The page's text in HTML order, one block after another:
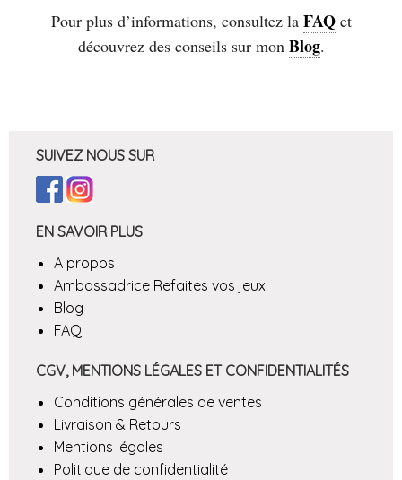
Pour plus d’informations, consultez la FAQet
découvrez des conseils sur mon Blog.
SUIVEZ NOUS SUR
EN SAVOIR PLUS
A propos
Ambassadrice Refaites vos jeux
Blog
FAQ
CGV, MENTIONS LÉGALES ET CONFIDENTIALITÉS
Conditions générales de ventes
Livraison & Retours
Mentions légales
Politique de confidentialité